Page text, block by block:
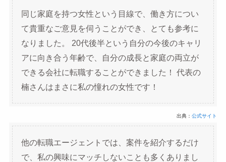
同じ家庭を持つ女性という目線で、働き方につい
て貴重なご意見を伺うことができ、とても参考に
なりました。 20代後半という自分の今後のキャリ
アに向き合う年齢で、自分の成長と家庭の両立が
できる会社に転職することができました！ 代表の
楠さんはまさに私の憧れの女性です！
出典：公式サイト
他の転職エージェントでは、案件を紹介するだけ
で、私の興味にマッチしないことも多くありまし